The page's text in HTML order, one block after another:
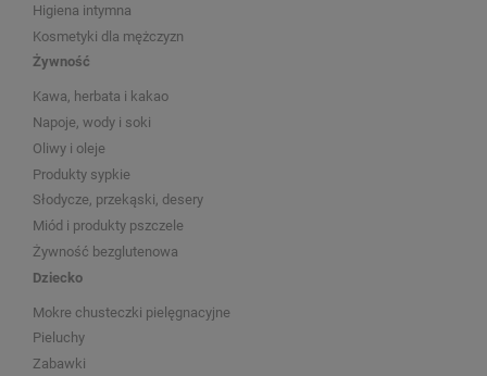
Higiena intymna
Kosmetyki dla mężczyzn
Żywność
Kawa, herbata i kakao
Napoje, wody i soki
Oliwy i oleje
Produkty sypkie
Słodycze, przekąski, desery
Miód i produkty pszczele
Żywność bezglutenowa
Dziecko
Mokre chusteczki pielęgnacyjne
Pieluchy
Zabawki